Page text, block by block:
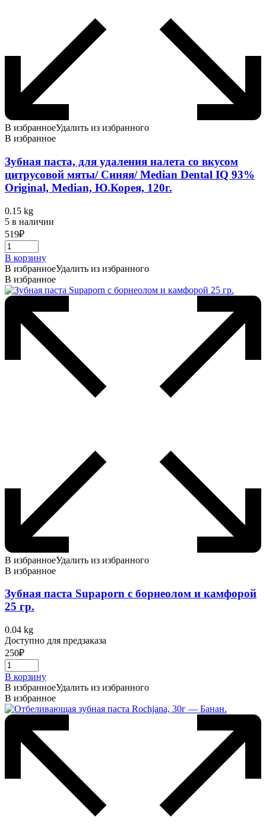
В избранноеУдалить из избранного
В избранное
Зубная паста, для удаления налета со вкусом
цитрусовой мяты/ Синяя/ Median Dental IQ 93%
Original, Median, Ю.Корея, 120г.
0.15 kg
5 в наличии
519₽
В корзину
В избранноеУдалить из избранного
В избранное
В избранноеУдалить из избранного
В избранное
Зубная паста Supaporn c борнеолом и камфорой
25 гр.
0.04 kg
Доступно для предзаказа
250₽
В корзину
В избранноеУдалить из избранного
В избранное